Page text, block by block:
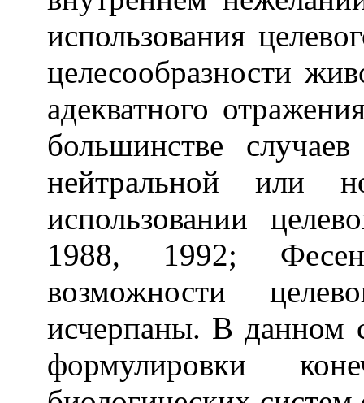
использования
целесообразности
адекватного
большинстве
нейтральной или
использовании
1988, 1992;
возможности
исчерпаны. В данном
формулировки